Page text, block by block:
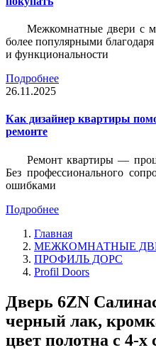
Межкомнатные двери с
более популярными
и функциональности
Подробнее
26.11.2025
Как дизайнер квартиры
ремонте
Ремонт квартиры —
Без профессионального
ошибками
Подробнее
Главная
МЕЖКОМНАТНЫЕ
ПРОФИЛЬ ДОРС
Profil Doors
Дверь 6ZN
черный лак,
цвет полотна с 4-х